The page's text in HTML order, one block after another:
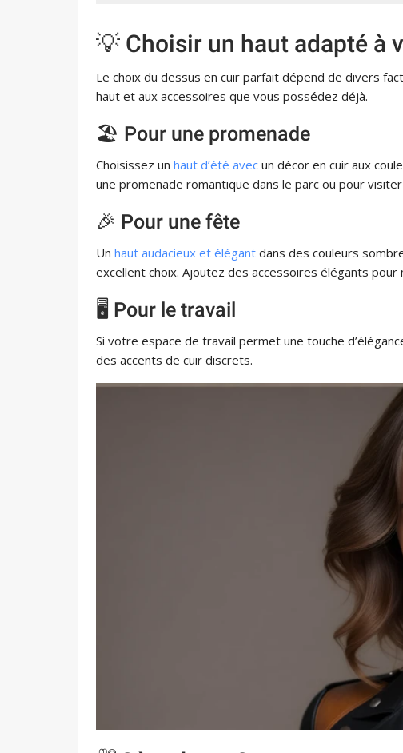
💡 Choisir un haut adapté à
Le choix du dessus en cuir parfait dépend de divers
haut et aux accessoires que vous possédez déjà.
🏖 Pour une promenade
Choisissez un haut d’été avec un décor en cuir aux
une promenade romantique dans le parc ou pour
🎉 Pour une fête
Un haut audacieux et élégant dans des couleurs
excellent choix. Ajoutez des accessoires élégants
🖥 Pour le travail
Si votre espace de travail permet une touche
des accents de cuir discrets.